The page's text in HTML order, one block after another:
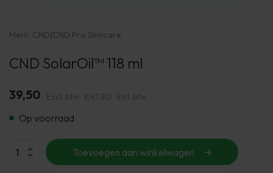
Merk: CND|CND Pro Skincare
CND SolarOil™ 118 ml
39,50 Excl. btw €47,80 Incl. btw
Op voorraad
Toevoegen aan winkelwagen